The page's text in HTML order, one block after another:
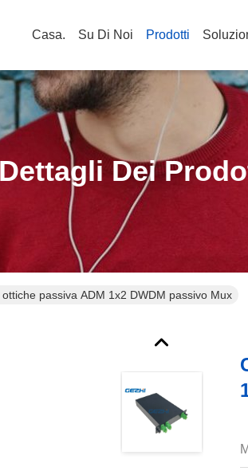
Casa. Su Di Noi Prodotti
Dettagli Dei
passiva ADM 1x2 DWDM passivo Mux